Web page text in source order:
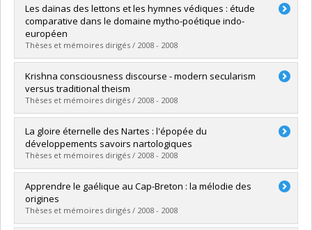
Diplômé(e) :Légaré-Dionne, Ménaïque
Cycle :Maîtrise
Diplôme obtenu :
Lien vers le document dans Papyrus
Les daïnas des lettons et les hymnes védiques : étude
comparative dans le domaine mytho-poétique indo-
européen
Thèses et mémoires dirigés / 2008 - 2008
Diplômé(e) :Palieps, Jânis R.
Cycle : Maîtrise
Diplôme obtenu :M. Sc.
Lien vers le document dans Papyrus
Krishna consciousness discourse - modern secularism
versus traditional theism
Thèses et mémoires dirigés / 2008 - 2008
Diplômé(e) :Krastev, Krassimir
Cycle :Maîtrise
Diplôme obtenu :M. Sc.
Lien vers le document dans Papyrus
La gloire éternelle des Nartes : l'épopée du
développements savoirs nartologiques
Thèses et mémoires dirigés / 2008 - 2008
Diplômé(e) : Proulx, Nadia
Cycle :Maîtrise
Diplôme obtenu :M. Sc.
Lien vers le document dans Papyrus
Apprendre le gaélique au Cap-Breton : la mélodie des
origines
Thèses et mémoires dirigés / 2008 - 2008